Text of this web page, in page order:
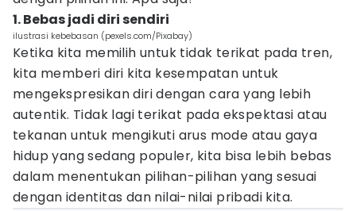
1. Bebas jadi diri sendiri
ilustrasi kebebasan (pexels.com/Pixabay)
Ketika kita memilih untuk tidak terikat pada tren,
kita memberi diri kita kesempatan untuk
mengekspresikan diri dengan cara yang lebih
autentik. Tidak lagi terikat pada ekspektasi atau
tekanan untuk mengikuti arus mode atau gaya
hidup yang sedang populer, kita bisa lebih bebas
dalam menentukan pilihan-pilihan yang sesuai
dengan identitas dan nilai-nilai pribadi kita.